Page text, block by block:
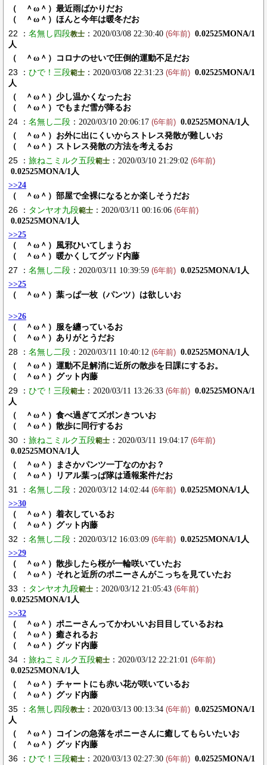
（ ＾ω＾）最近雨ばかりだお
（ ＾ω＾）ほんと今年は暖冬だお
22 ： 名無し四段教士 ：2020/03/08 22:30:40 (6年前) 0.02525MONA/1
人
（ ＾ω＾）コロナのせいで圧倒的運動不足だお
23 ： ひで！三段範士 ：2020/03/08 22:31:23 (6年前) 0.02525MONA/1
人
（ ＾ω＾）少し温かくなったお
（ ＾ω＾）でもまだ雪が降るお
24 ： 名無し二段 ：2020/03/10 20:06:17 (6年前) 0.02525MONA/1人
（ ＾ω＾）お外に出にくいからストレス発散が難しいお
（ ＾ω＾）ストレス発散の方法を考えるお
25 ： 旅ねこミルク五段範士 ：2020/03/10 21:29:02 (6年前)
0.02525MONA/1人
>>24
（ ＾ω＾）部屋で全裸になるとか楽しそうだお
26 ： タンヤオ九段範士 ：2020/03/11 00:16:06 (6年前)
0.02525MONA/1人
>>25
（ ＾ω＾）風邪ひいてしまうお
（ ＾ω＾）暖かくしてグッド内藤
27 ： 名無し二段 ：2020/03/11 10:39:59 (6年前) 0.02525MONA/1人
>>25
（ ＾ω＾）葉っぱ一枚（パンツ）は欲しいお
>>26
（ ＾ω＾）服を纏っているお
（ ＾ω＾）ありがとうだお
28 ： 名無し二段 ：2020/03/11 10:40:12 (6年前) 0.02525MONA/1人
（ ＾ω＾）運動不足解消に近所の散歩を日課にするお。
（ ＾ω＾）グット内藤
29 ： ひで！三段範士 ：2020/03/11 13:26:33 (6年前) 0.02525MONA/1
人
（ ＾ω＾）食べ過ぎてズボンきついお
（ ＾ω＾）散歩に同行するお
30 ： 旅ねこミルク五段範士 ：2020/03/11 19:04:17 (6年前)
0.02525MONA/1人
（ ＾ω＾）まさかパンツ一丁なのかお？
（ ＾ω＾）リアル葉っぱ隊は通報案件だお
31 ： 名無し二段 ：2020/03/12 14:02:44 (6年前) 0.02525MONA/1人
>>30
（ ＾ω＾）着衣しているお
（ ＾ω＾）グット内藤
32 ： 名無し二段 ：2020/03/12 16:03:09 (6年前) 0.02525MONA/1人
>>29
（ ＾ω＾）散歩したら桜が一輪咲いていたお
（ ＾ω＾）それと近所のポニーさんがこっちを見ていたお
33 ： タンヤオ九段範士 ：2020/03/12 21:05:43 (6年前)
0.02525MONA/1人
>>32
（ ＾ω＾）ポニーさんってかわいいお目目しているおね
（ ＾ω＾）癒されるお
（ ＾ω＾）グッド内藤
34 ： 旅ねこミルク五段範士 ：2020/03/12 22:21:01 (6年前)
0.02525MONA/1人
（ ＾ω＾）チャートにも赤い花が咲いているお
（ ＾ω＾）グッド内藤
35 ： 名無し四段教士 ：2020/03/13 00:13:34 (6年前) 0.02525MONA/1
人
（ ＾ω＾）コインの急落をポニーさんに癒してもらいたいお
（ ＾ω＾）グッド内藤
36 ： ひで！三段範士 ：2020/03/13 02:27:30 (6年前) 0.02525MONA/1